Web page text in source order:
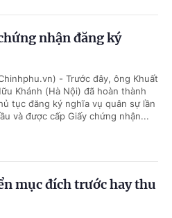
nhận đăng ký
- Trước đây, ông Khuất
Khánh (Hà Nội) đã hoàn thành
tục đăng ký nghĩa vụ quân sự lần
và được cấp Giấy chứng nhận...
mục đích trước hay thu